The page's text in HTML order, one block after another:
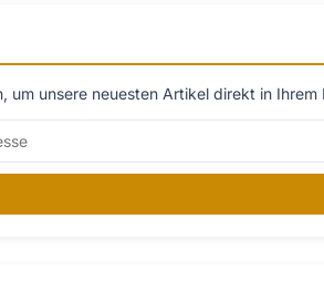
um unsere neuesten Artikel direkt in